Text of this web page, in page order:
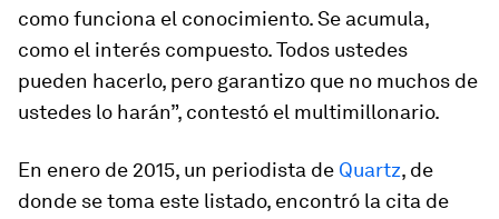
como funciona el conocimiento. Se acumula,
como el interés compuesto. Todos ustedes
pueden hacerlo, pero garantizo que no muchos de
ustedes lo harán”, contestó el multimillonario.
En enero de 2015, un periodista de Quartz, de
donde se toma este listado, encontró la cita de